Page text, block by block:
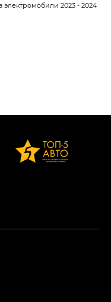
электромобили 2023 - 2024